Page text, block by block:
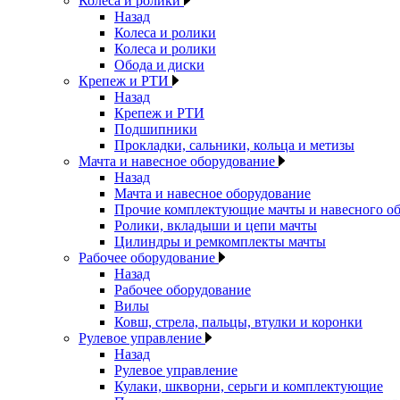
Назад
Колеса и ролики
Колеса и ролики
Обода и диски
Крепеж и РТИ
Назад
Крепеж и РТИ
Подшипники
Прокладки, сальники, кольца и метизы
Мачта и навесное оборудование
Назад
Мачта и навесное оборудование
Прочие комплектующие мачты и навесного
Ролики, вкладыши и цепи мачты
Цилиндры и ремкомплекты мачты
Рабочее оборудование
Назад
Рабочее оборудование
Вилы
Ковш, стрела, пальцы, втулки и коронки
Рулевое управление
Назад
Рулевое управление
Кулаки, шкворни, серьги и комплектующие